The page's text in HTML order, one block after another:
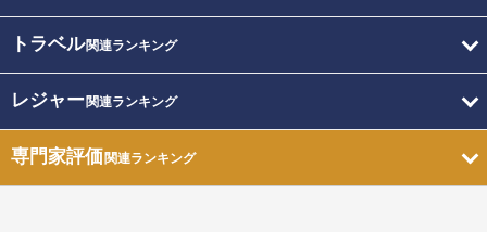
トラベル関連ランキング
レジャー関連ランキング
専門家評価関連ランキング